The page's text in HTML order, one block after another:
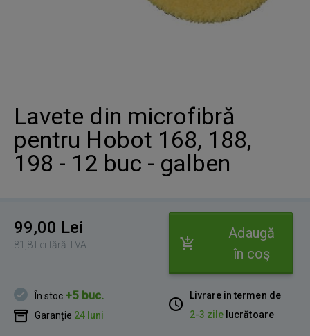
Lavete din microfibră
pentru Hobot 168, 188,
198 - 12 buc - galben
99,00 Lei
81,8 Lei fără TVA
Adaugă
în coş
În stoc +5 buc.
Garanție 24 luni
Livrare in termen de
2-3 zile lucrătoare